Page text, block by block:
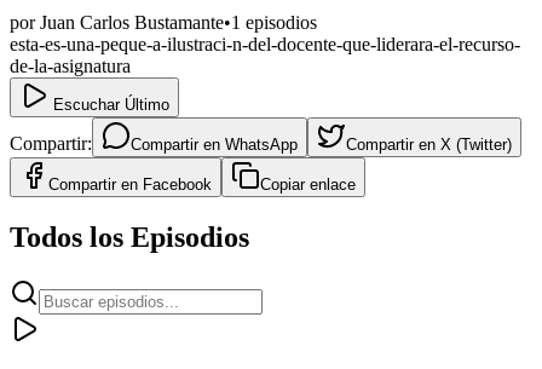
porJuan Carlos Bustamante•1 episodios
esta-es-una-peque-a-ilustraci-n-del-docente-que-liderara-el-recurso-
de-la-asignatura
Escuchar Último
Compartir: Compartir en WhatsApp Compartir en X (Twitter)
Compartir en Facebook Copiar enlace
Todos los Episodios